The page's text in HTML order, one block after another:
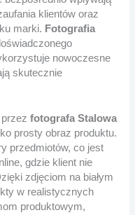
klientów oraz
marki. Fotografia
nowoczesne
skutecznie
przezfotografa Stalowa
prosty obraz produktu.
przedmiotów, co jest
gdzie klient nie
zdjęciom na białym
w realistycznych
produktowym,